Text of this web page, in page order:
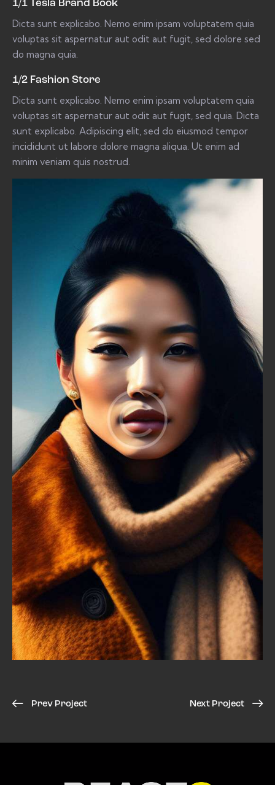
1/1 Tesla Brand Book
Dicta sunt explicabo. Nemo enim ipsam voluptatem quia
voluptas sit aspernatur aut odit aut fugit, sed dolore sed
do magna quia.
1/2 Fashion Store
Dicta sunt explicabo. Nemo enim ipsam voluptatem quia
voluptas sit aspernatur aut odit aut fugit, sed quia. Dicta
sunt explicabo. Adipiscing elit, sed do eiusmod tempor
incididunt ut labore dolore magna aliqua. Ut enim ad
minim veniam quis nostrud.
Prev Project Next Project